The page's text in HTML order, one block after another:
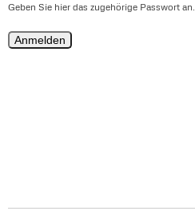
Geben Sie hier das zugehörige Passwort an.